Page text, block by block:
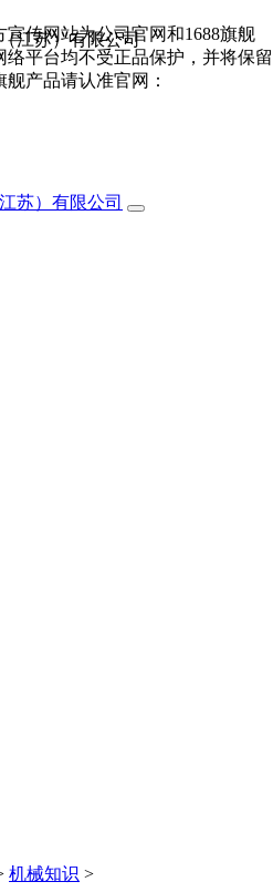
苏）有限公司
机械知识 >
传网站为公司官网和1688旗舰
平台均不受正品保护，并将保留
产品请认准官网：